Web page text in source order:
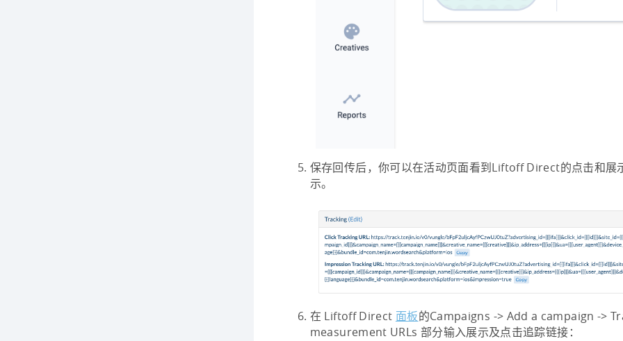
保存回传后，你可以在活动页面看到Liftoff Direct的点击和展
示。
在 Liftoff Direct 面板的Campaigns -> Add a campaign ->
measurement URLs 部分输入展示及点击追踪链接：